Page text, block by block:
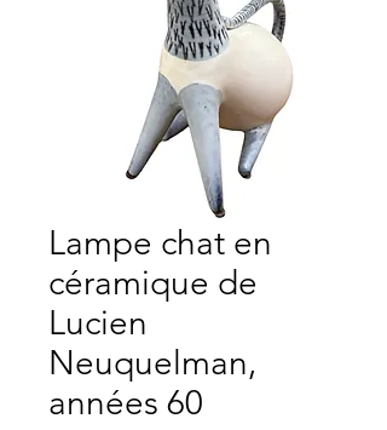
Lampe chat en
céramique de
Lucien
Neuquelman,
années 60